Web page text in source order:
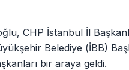
CHP İstanbul İl
Belediye (İBB)
bir araya geldi.